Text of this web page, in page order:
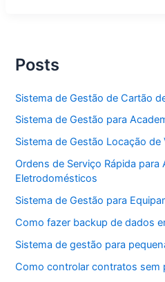
em
2026
Posts
Sistema de Gestão de Cartão
Sistema de Gestão para
Sistema de Gestão Locação de
Ordens de Serviço Rápida para
Eletrodomésticos
Sistema de Gestão para
Como fazer backup de dados
Sistema de gestão para
Como controlar contratos sem